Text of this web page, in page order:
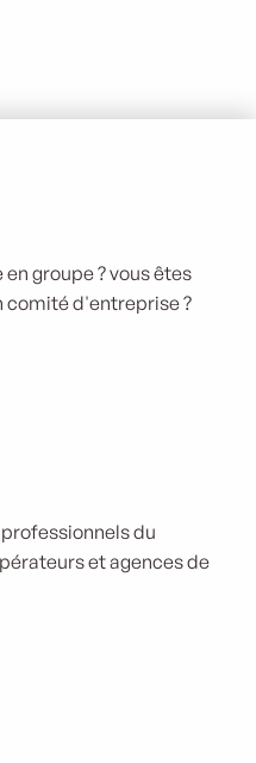
groupe ? vous êtes
comité d'entreprise ?
du
et agences de